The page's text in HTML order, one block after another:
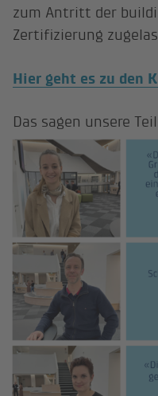
zum Antritt der
Zertifizierung
Hier geht es zu den
Das sagen unsere